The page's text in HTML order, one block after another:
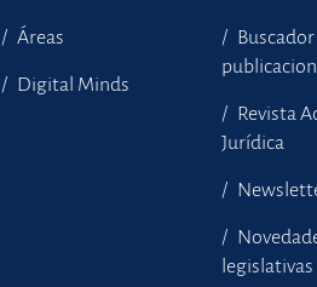
Áreas
Digital Minds
Revista
Jurídica
legislativas